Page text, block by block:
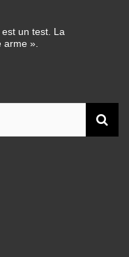
est un test. La
».